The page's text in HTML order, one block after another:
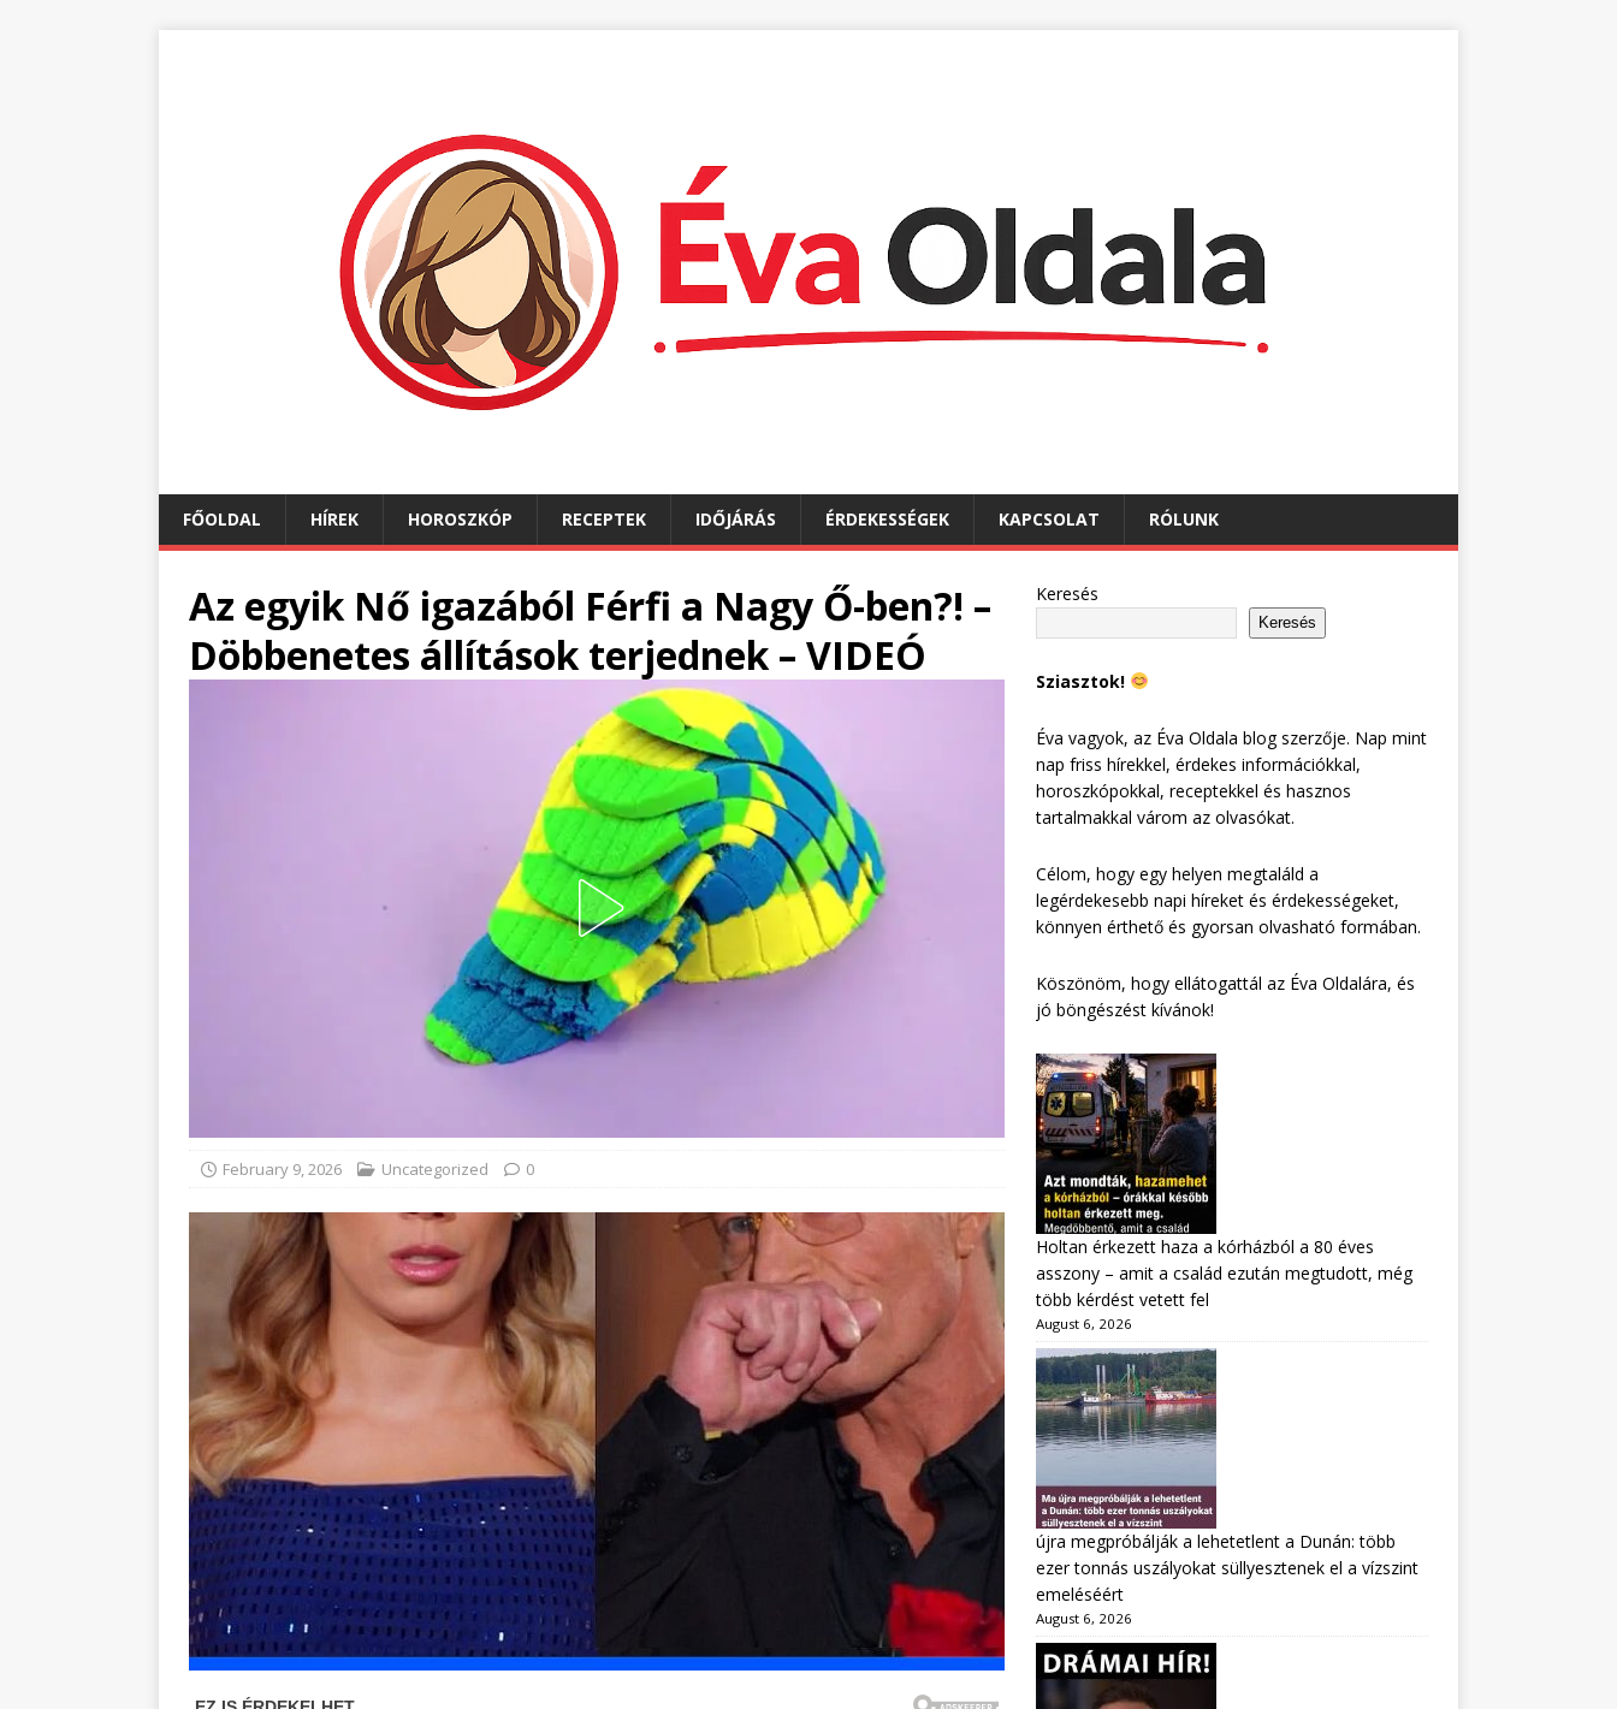
FŐOLDAL HÍREK HOROSZKÓP RECEPTEK IDŐJÁRÁS ÉRDEKESSÉGEK KAPCSOLAT RÓLUNK
Az egyik Nő igazából Férfi a Nagy Ő-ben?! –
Döbbenetes állítások terjednek – VIDEÓ
February 9, 2026 Uncategorized 0
Keresés
Keresés
Sziasztok!
Éva vagyok, az Éva Oldala blog szerzője. Nap mint
nap friss hírekkel, érdekes információkkal,
horoszkópokkal, receptekkel és hasznos
tartalmakkal várom az olvasókat.
Célom, hogy egy helyen megtaláld a
legérdekesebb napi híreket és érdekességeket,
könnyen érthető és gyorsan olvasható formában.
Köszönöm, hogy ellátogattál az Éva Oldalára, és
jó böngészést kívánok!
Holtan érkezett haza a kórházból a 80 éves
asszony – amit a család ezután megtudott, még
több kérdést vetett fel
August 6, 2026
újra megpróbálják a lehetetlent a Dunán: több
ezer tonnás uszályokat süllyesztenek el a vízszint
emeléséért
August 6, 2026